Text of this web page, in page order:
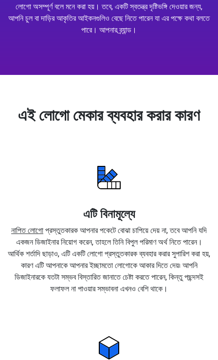
লোগো অসম্পূর্ণ বলে মনে করা হয়। তবে, একটি স্বতন্ত্র দৃষ্টিভঙ্গি দেওয়ার জন্য,
আপনি চুল বা দাড়ির আকৃতির আইকনগুলিও বেছে নিতে পারেন যা এর পক্ষে কথা বলতে
পারে। আপনার ব্র্যান্ড।
এই লোগো মেকার ব্যবহার করার কারণ
এটি বিনামূল্যে
নাপিত লোগো প্রস্তুতকারক আপনার পকেটে বোঝা চাপিয়ে দেয় না, তবে আপনি যদি
একজন ডিজাইনার নিয়োগ করেন, তাহলে তিনি বিপুল পরিমাণ অর্থ নিতে পারেন।
আর্থিক শর্তাদি ছাড়াও, এটি একটি লোগো প্রস্তুতকারক ব্যবহার করার সুপারিশ করা হয়,
কারণ এটি আপনাকে আপনার ইচ্ছামতো লোগোকে আকার দিতে দেয়৷ আপনি
ডিজাইনারকে যতটা সম্ভব বিস্তারিত জানাতে চেষ্টা করতে পারেন, কিন্তু পছন্দসই
ফলাফল না পাওয়ার সম্ভাবনা এখনও বেশি থাকে।